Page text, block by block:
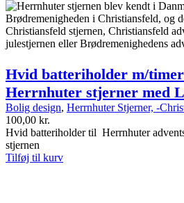
Hvid batteriholder m/
Herrnhuter stjerner med
Bolig design, Herrnhuter Stjerner, -
100,00 kr.
Hvid batteriholder til Herrnhuter
stjernen
Tilføj til kurv